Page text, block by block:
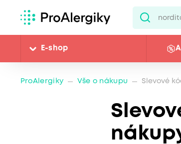
E-shop
ProAlergiky Vše o nákupu Slevové